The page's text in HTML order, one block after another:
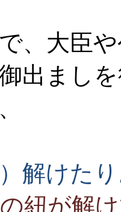
、大臣
出まし
解けた
の紐が解